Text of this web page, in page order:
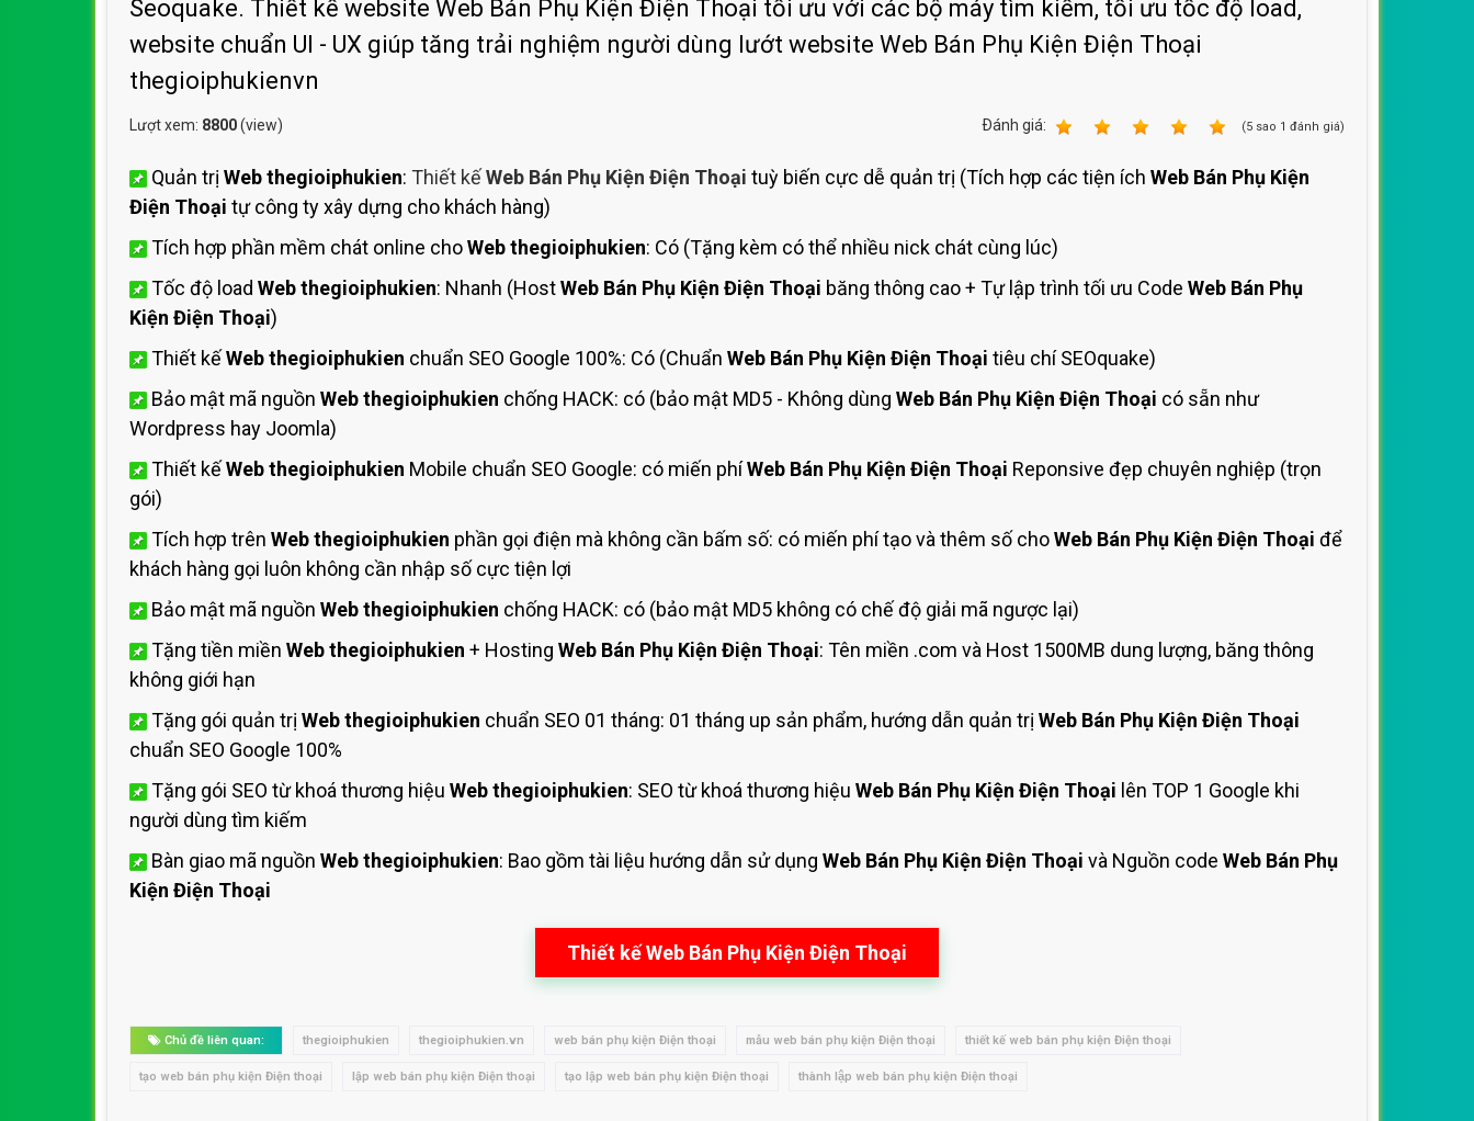
Bảng giá quảng cáo Facebook
Bảng giá SEO Website
Seoquake. Thiết kế website Web Bán Phụ Kiện Điện Thoại tối ưu với các bộ máy tìm kiếm, tối ưu tốc độ load,
website chuẩn UI - UX giúp tăng trải nghiệm người dùng lướt website Web Bán Phụ Kiện Điện Thoại
thegioiphukienvn
Lượt xem: 8800(view) Ðánh giá: (5 sao 1 đánh giá)
Quản trị Web thegioiphukien: Thiết kếWeb Bán Phụ Kiện Điện Thoại tuỳ biến cực dễ quản trị (Tích hợp các tiện ích Web Bán Phụ Kiện
Điện Thoại tự công ty xây dựng cho khách hàng)
Tích hợp phần mềm chát online choWeb thegioiphukien: Có (Tặng kèm có thể nhiều nick chát cùng lúc)
Tốc độ load Web thegioiphukien: Nhanh (HostWeb Bán Phụ Kiện Điện Thoại băng thông cao + Tự lập trình tối ưu Code Web Bán Phụ
Kiện Điện Thoại)
Thiết kếWeb thegioiphukien chuẩn SEO Google 100%: Có (Chuẩn Web Bán Phụ Kiện Điện Thoại tiêu chí SEOquake)
Bảo mật mã nguồn Web thegioiphukien chống HACK: có (bảo mật MD5 - Không dùng Web Bán Phụ Kiện Điện Thoại có sẵn như
Wordpress hay Joomla)
Thiết kếWeb thegioiphukien Mobile chuẩn SEO Google: có miến phíWeb Bán Phụ Kiện Điện Thoại Reponsive đẹp chuyên nghiệp (trọn
gói)
Tích hợp trên Web thegioiphukien phần gọi điện mà không cần bấm số: có miến phí tạo và thêm số choWeb Bán Phụ Kiện Điện Thoại để
khách hàng gọi luôn không cần nhập số cực tiện lợi
Bảo mật mã nguồn Web thegioiphukien chống HACK: có (bảo mật MD5 không có chế độ giải mã ngược lại)
Tặng tiền miền Web thegioiphukien + Hosting Web Bán Phụ Kiện Điện Thoại: Tên miền .com và Host 1500MB dung lượng, băng thông
không giới hạn
Tặng gói quản trị Web thegioiphukien chuẩn SEO 01 tháng: 01 tháng up sản phẩm, hướng dẫn quản trị Web Bán Phụ Kiện Điện Thoại
chuẩn SEO Google 100%
Tặng gói SEO từ khoá thương hiệu Web thegioiphukien: SEO từ khoá thương hiệu Web Bán Phụ Kiện Điện Thoại lên TOP 1 Google khi
người dùng tìm kiếm
Bàn giao mã nguồn Web thegioiphukien: Bao gồm tài liệu hướng dẫn sử dụng Web Bán Phụ Kiện Điện Thoại và Nguồn code Web Bán Phụ
Kiện Điện Thoại
Thiết kế Web Bán Phụ Kiện Điện Thoại
Chủ đề liên quan: thegioiphukien thegioiphukien.vn web bán phụ kiện Điện thoại mẫu web bán phụ kiện Điện thoại thiết kế web bán phụ kiện Điện thoại
tạo web bán phụ kiện Điện thoại lập web bán phụ kiện Điện thoại tạo lập web bán phụ kiện Điện thoại thành lập web bán phụ kiện Điện thoại